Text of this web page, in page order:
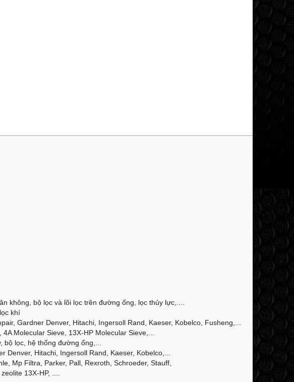
không, bộ lọc và lõi lọc trên đường ống, lọc thủy lực,....
khí
Gardner Denver, Hitachi, Ingersoll Rand, Kaeser, Kobelco, Fusheng,...
Molecular Sieve, 13X-HP Molecular Sieve,...
lọc, hệ thống đường ống,...
Hitachi, Ingersoll Rand, Kaeser, Kobelco,...
Mp Filtra, Parker, Pall, Rexroth, Schroeder, Stauff,
13X-HP, ....